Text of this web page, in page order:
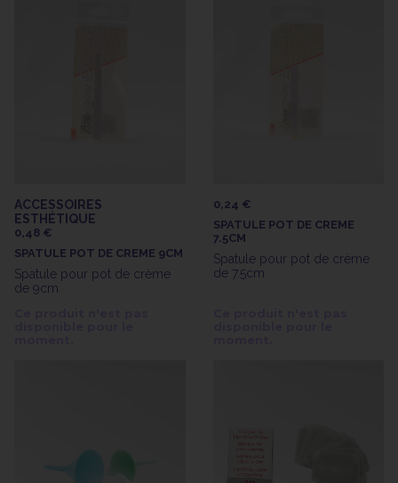
ACCESSOIRES
ESTHÉTIQUE
0,48 €
SPATULE POT DE CREME 9CM
Spatule pour pot de crème
de 9cm
0,24 €
SPATULE POT DE CREME
7.5CM
Spatule pour pot de crème
de 7.5cm